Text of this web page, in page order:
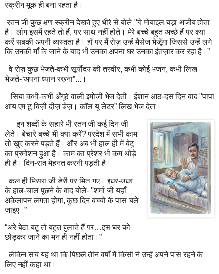
स्क्रीन मूक ही बना रहता है।
रतन जी कुछ क्षण स्क्रीन देखते हुए धीरे से बोले-"ये मोबाइल बड़ा अजीब होता
है। लोग इसमें रहते तो हैं, पर साथ नहीं होते। मेरे बच्चे बहुत अच्छे हैं पर क्या
करें सबकी अपनी व्यस्तता है। हाँ पर मैं रोज़ उन्हें मैसेज भेजूँगा जिससे उन्हें लगे
कि उनकी माँ के जाने के बाद भी उनका अपना घर उनका इंतज़ार कर रहा है।”
वे रोज़ कुछ भेजते-कभी सूर्योदय की तस्वीर, कभी कोई भजन, कभी लिख
भेजते-“अपना ध्यान रखना”...।
सिया कभी-कभी अँगूठे वाली इमोजी भेज देती। ईशान आठ-दस दिन बाद "पापा
आय एम टू बिज़ी दीज़ डेज़। कॉल यू लेटर” लिख भेज देता।
इन शब्दों के सहारे भी रतन जी कई दिन जी
लेते। बेचारे बच्चे भी क्या करें? परदेश में सभी काम
तो खुद करने पड़ते हैं। और अब भी हाल‌ ही में बेटू
का प्रमोशन हुआ है। काम का प्रेशर भी कम थोड़े
ही है। दिन-रात मेहनत करनी पड़ती है।
कल ही मिसरा जी डेरी पर मिल गए। इधर-उधर
के हाल-चाल पूछने के बाद बोले- ''शर्मा जी यहाँ
अकेलापन लगता होगा, कुछ दिन बच्चों के पास चले
जाइए।”
“अरे बेटा-बहू तो बहुत बुलाते हैं पर…इस घर को
छोड़कर जाने का मन ही नहीं होता।”
लेकिन सच यह था कि पिछले तीन वर्षों में किसी ने उन्हें अपने पास रहने के
लिए नहीं कहा था।